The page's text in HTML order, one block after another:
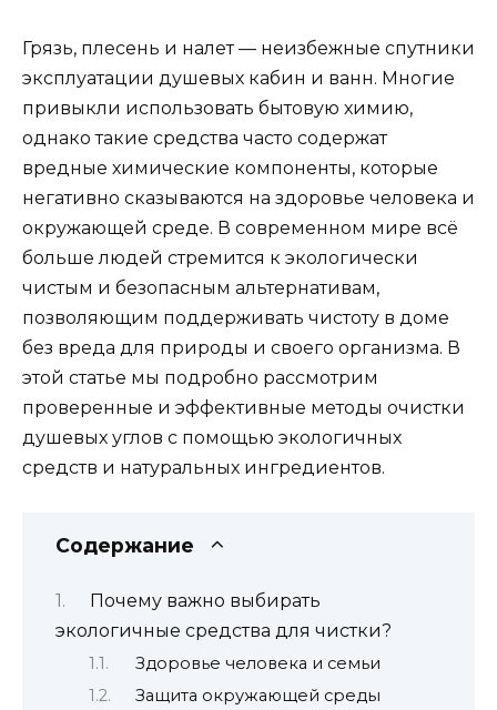
Грязь, плесень и налет — неизбежные спутники
эксплуатации душевых кабин и ванн. Многие
привыкли использовать бытовую химию,
однако такие средства часто содержат
вредные химические компоненты, которые
негативно сказываются на здоровье человека и
окружающей среде. В современном мире всё
больше людей стремится к экологически
чистым и безопасным альтернативам,
позволяющим поддерживать чистоту в доме
без вреда для природы и своего организма. В
этой статье мы подробно рассмотрим
проверенные и эффективные методы очистки
душевых углов с помощью экологичных
средств и натуральных ингредиентов.
Содержание
Почему важно выбирать
экологичные средства для чистки?
Здоровье человека и семьи
Защита окружающей среды